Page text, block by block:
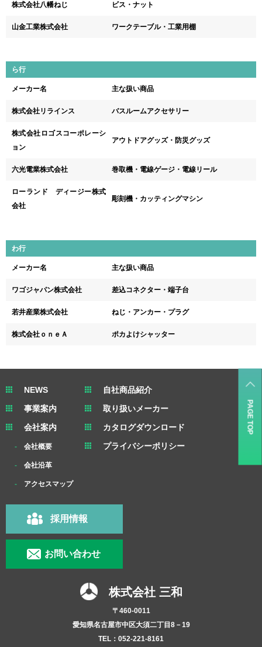
株式会社八幡ねじ ビス・ナット
山金工業株式会社 ワークテーブル・工業用棚
ら行
メーカー名 主な扱い商品
株式会社リラインス バスルームアクセサリー
株式会社ロゴスコーポレーシ
ョン
アウトドアグッズ・防災グッズ
六光電業株式会社 巻取機・電線ゲージ・電線リール
ローランド ディージー株式
会社
彫刻機・カッティングマシン
わ行
メーカー名 主な扱い商品
ワゴジャパン株式会社 差込コネクター・端子台
若井産業株式会社 ねじ・アンカー・プラグ
株式会社ｏｎｅＡ ポカよけシャッター
NEWS
事業案内
会社案内
会社概要
会社沿革
アクセスマップ
自社商品紹介
取り扱いメーカー
カタログダウンロード
プライバシーポリシー
株式会社 三和
〒460-0011
愛知県名古屋市中区大須二丁目8－19
TEL：052-221-8161
採用情報
お問い合わせ
PAGE TOP